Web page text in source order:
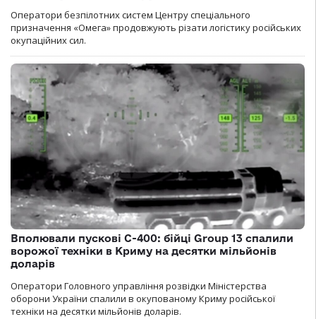
Оператори безпілотних систем Центру спеціального
призначення «Омега» продовжують різати логістику російських
окупаційних сил.
Вполювали пускові С-400: бійці Group 13 спалили
ворожої техніки в Криму на десятки мільйонів
доларів
Оператори Головного управління розвідки Міністерства
оборони України спалили в окупованому Криму російської
техніки на десятки мільйонів доларів.